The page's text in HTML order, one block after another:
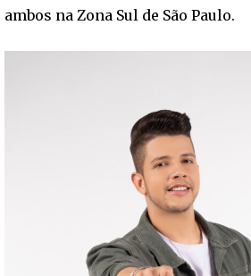
ambos na Zona Sul de São Paulo.